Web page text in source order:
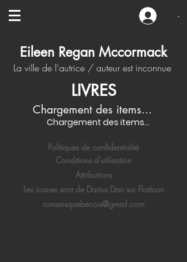
-
Eileen Regan Mccormack
La ville de l'autrice / auteur est inconnue
LIVRES
Chargement des items...
Chargement des items...
Politiques de confidentialité
Conditions d'utilisation
Attributions
Les icones sont de Darius Dan sur FlatIcon
romansquebecois@gmail.com